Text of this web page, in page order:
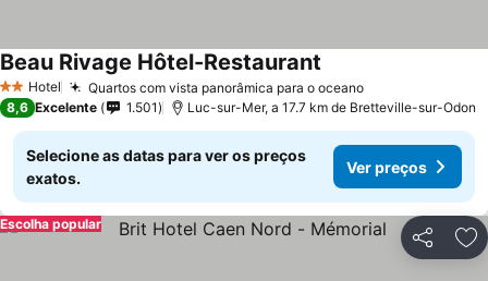
2 Estrelas
Hotel Quartos com vista panorâmica para o oceano
Beau Rivage Hôtel-Restaurant
8,6 Excelente 1.501 Luc-sur-Mer, a 17.7 km de Bretteville-sur-Odon
Selecione as datas para ver os preços
exatos.
Ver preços
Partilhar
Escolha popular